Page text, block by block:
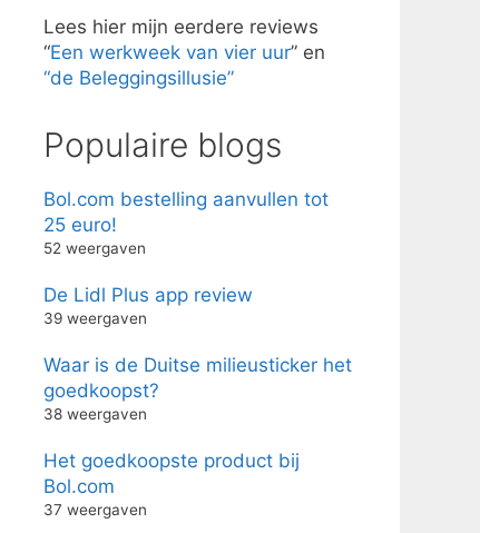
Lees hier mijn eerdere reviews
“Een werkweek van vier uur” en
“de Beleggingsillusie”
Populaire blogs
Bol.com bestelling aanvullen tot
25 euro!
52 weergaven
De Lidl Plus app review
39 weergaven
Waar is de Duitse milieusticker het
goedkoopst?
38 weergaven
Het goedkoopste product bij
Bol.com
37 weergaven